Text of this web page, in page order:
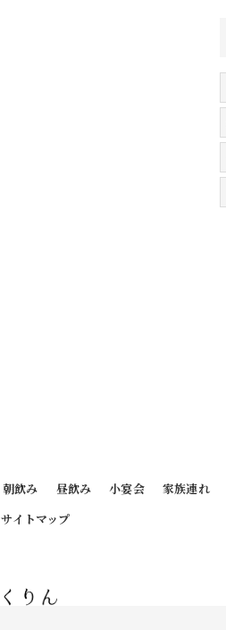
朝飲み 昼飲み 小宴会 家族連れ
サイトマップ